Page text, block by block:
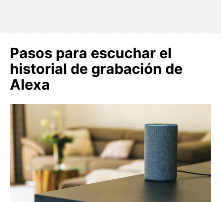
Pasos para escuchar el
historial de grabación de
Alexa